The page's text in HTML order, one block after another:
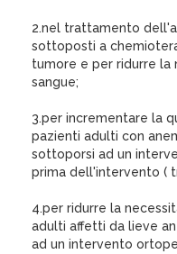
2.nel trattamento
sottoposti a
tumore e per ridurre la
sangue;
3.per incrementare la
pazienti adulti con
sottoporsi ad un
prima dell'intervento (
4.per ridurre la
adulti affetti da lieve
ad un intervento